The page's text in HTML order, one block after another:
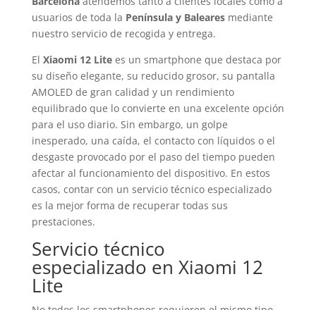
usuarios de toda la Península y Balearesmediante
nuestro servicio de recogida y entrega.
El Xiaomi 12 Litees un smartphone que destaca por
su diseño elegante, su reducido grosor, su pantalla
AMOLED de gran calidad y un rendimiento
equilibrado que lo convierte en una excelente opción
para el uso diario. Sin embargo, un golpe
inesperado, una caída, el contacto con líquidos o el
desgaste provocado por el paso del tiempo pueden
afectar al funcionamiento del dispositivo. En estos
casos, contar con un servicio técnico especializado
es la mejor forma de recuperar todas sus
prestaciones.
Servicio técnico
especializado en Xiaomi 12
Lite